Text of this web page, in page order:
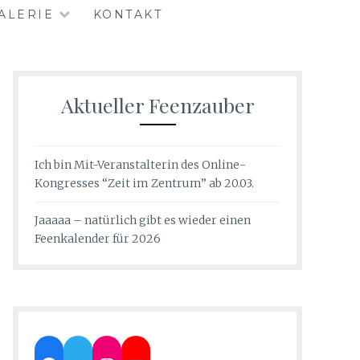
KONTAKT
Aktueller Feenzauber
Ich bin Mit-Veranstalterin des Online-
Kongresses “Zeit im Zentrum” ab 20.03.
Jaaaaa – natürlich gibt es wieder einen
Feenkalender für 2026